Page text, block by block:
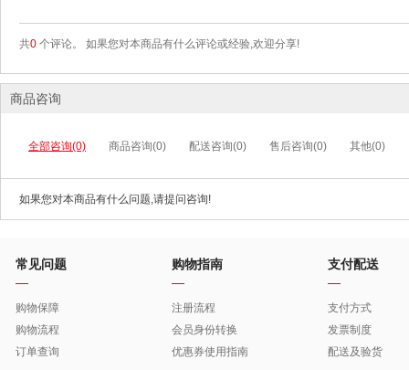
共0 个评论。 如果您对本商品有什么评论或经验,欢迎分享!
商品咨询
全部咨询(0) 商品咨询(0) 配送咨询(0) 售后咨询(0) 其他(0)
如果您对本商品有什么问题,请提问咨询!
常见问题
购物保障
购物流程
订单查询
购物指南
注册流程
会员身份转换
优惠券使用指南
支付配送
支付方式
发票制度
配送及验货